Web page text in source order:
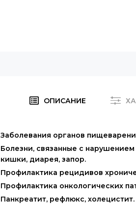
ОПИСАНИЕ
Заболевания органов
Болезни, связанные с
кишки, диарея, запор.
Профилактика рецидивов
Профилактика онкологических
Панкреатит, рефлюкс, холецистит.